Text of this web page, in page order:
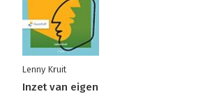
Lenny Kruit
Inzet van eigen